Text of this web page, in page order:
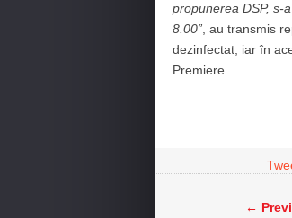
propunerea DSP, s-
8.00” , au transmis
dezinfectat, iar în
Premiere.
←